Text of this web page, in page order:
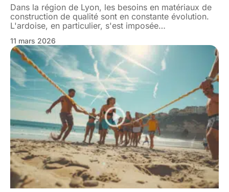
Dans la région de Lyon, les besoins en matériaux de
construction de qualité sont en constante évolution.
L'ardoise, en particulier, s'est imposée…
11 mars 2026